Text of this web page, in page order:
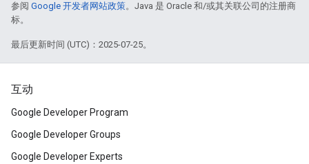
参阅 Google 开发者网站政策。Java 是 Oracle 和/或其关联公司的注册商
标。
最后更新时间 (UTC)：2025-07-25。
互动
Google Developer Program
Google Developer Groups
Google Developer Experts